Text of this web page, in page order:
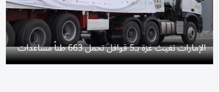
الإمارات تغيث غزة بـ5 قوافل تحمل 663 طناً مساعدات